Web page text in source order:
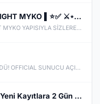
✅[⭐KnightWORLD ▌LIGHT MYKO ▌⭐✅ ⚔️⋆BETA 26 HAZIRAN ⋆⚔️ ✅⚔️KNIGHTWORLD.ONLINE ⚔️ ✅OFFICIAL 3 TEMMUZ✅
KnightWorld Mythoria LIGHT MYKO YAPISIYLA SİZLERE GELİŞTİRİLMİŞ BİR MYKO YAPISINI SUNUYOR CAP 72 OTO MASTER OTO SKILL AÇIK OLACAKTIR BETA 26 HAZIRAN SAAT 20:00 AKTİF OLACAKTIR OFFICIAL 3 TEMMUZ SAAT 20:00 AKTİF OLACAKTIR.
🔥 KO2 - EFSANE GERİ DÖNDÜ! OFFICIAL SUNUCU AÇILDI! 🔥 Değerli Şövalyeler, Beklenen an geldi! Yenilenmiş yapısı, hile karşıtı koruma sistemi ve eşit Silk/KC ekonomisiyle **KO2 Official** kapılarını açtı! ⚔️ SUNUCU ÖZELLİKLERİ: - 👑 Version: v1299 / v24xx (Kendi versiyonunuzu yazın) - 🛡️ Anti-Cheat: %100 Hile & Koxp Korumalı Özel Güvenlik - ⚖️ Dengeli Drop & XP Oranları - ⚔️ Aktif CZ / Ardream PK & BDW / JR / Chaos Etkinlikleri - 💎 Canlı Ekonomi & Pazar Sistemi
✅ SULTANKO.COM ✅ Yeni Kayıtlara 2 Gün 500x Drop Bonus! ✅⭐ Pk Farm Server Ücretsiz! ⭐ DELTASOFT⭐